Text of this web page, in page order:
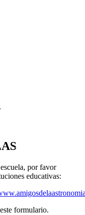
por favor
educativas:
formulario.